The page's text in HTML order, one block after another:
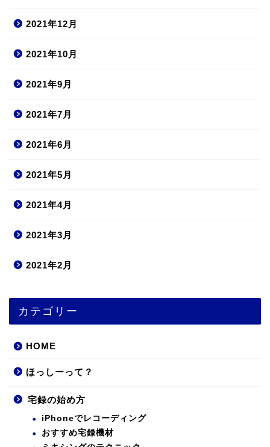
2021年12月
2021年10月
2021年9月
2021年7月
2021年6月
2021年5月
2021年4月
2021年3月
2021年2月
カテゴリー
HOME
ほっしーって？
宅録の始め方
iPhoneでレコーディング
おすすめ宅録機材